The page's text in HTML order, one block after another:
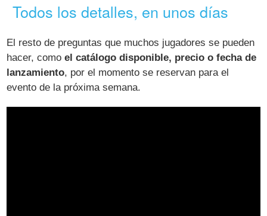
Todos los detalles, en unos días
El resto de preguntas que muchos jugadores se pueden
hacer, comoel catálogo disponible, precio o fecha de
lanzamiento, por el momento se reservan para el
evento de la próxima semana.